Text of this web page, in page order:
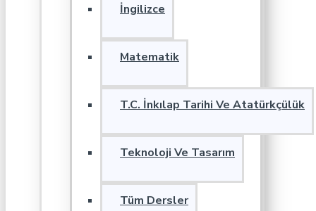
İngilizce
Matematik
T.C. İnkılap Tarihi Ve Atatürkçülük
Teknoloji Ve Tasarım
Tüm Dersler